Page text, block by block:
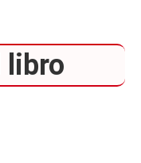
libro